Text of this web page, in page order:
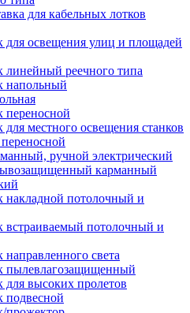
для кабельных лотков
для освещения улиц и площадей
линейный реечного типа
напольный
переносной
для местного освещения станков
ручной электрический
карманный
накладной потолочный и
встраиваемый потолочный и
света
пылевлагозащищенный
для высоких пролетов
подвесной